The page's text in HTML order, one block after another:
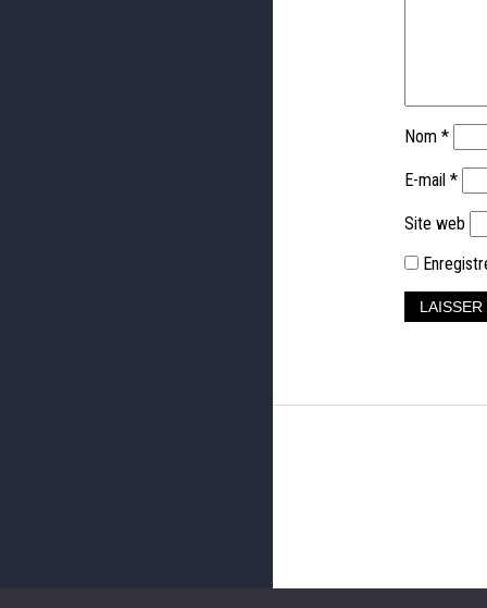
Nom *
E-mail *
Site web